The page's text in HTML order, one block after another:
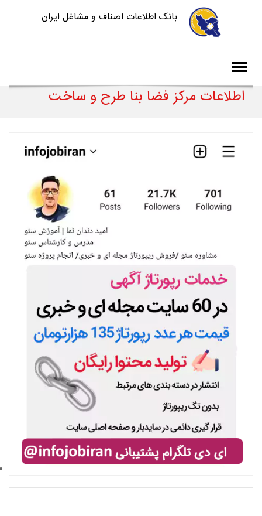
بانک اطلاعات اصناف و مشاغل ایران
اطلاعات مرکز فضا بنا طرح و ساخت